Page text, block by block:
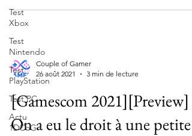
Test
Xbox
Test
Nintendo
Test
PlayStation
Test PC
Actu
1DCoG
Couple of Gamer
26 août 2021
3 min de lecture
[Gamescom 2021][Preview]
On a eu le droit à une petite